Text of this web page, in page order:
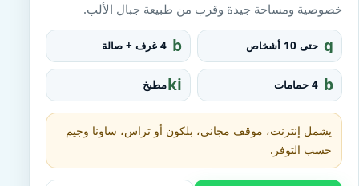
خصوصية ومساحة جيدة وقرب من طبيعة جبال الألب.
g
r
o
u
p
حتى 10 أشخاص b
e
d
4 غرف + صالة
b
at
h
t
u
b
4 حمامات ki
tc
h
e
مطبخ
يشمل إنترنت، موقف مجاني، بلكون أو تراس، ساونا وجيم
حسب التوفر.